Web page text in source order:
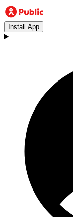
Install App